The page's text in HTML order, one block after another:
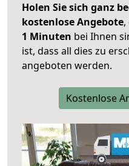
Holen Sie sich ganz
kostenlose Angebote
1 Minuten bei Ihnen
ist, dass all dies zu
angeboten werden.
Kostenlose